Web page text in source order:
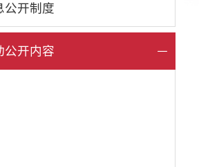
公开制度
公开内容